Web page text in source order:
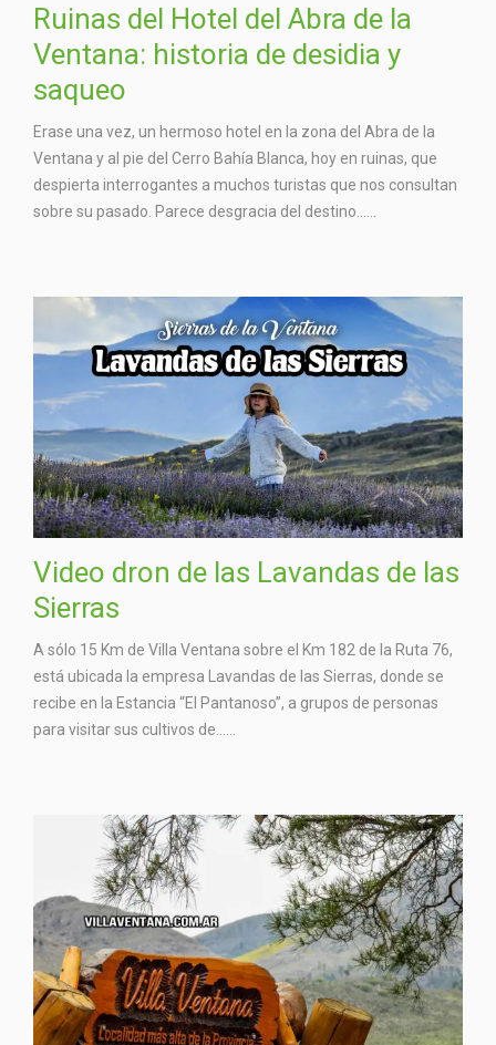
Ruinas del Hotel del Abra de la
Ventana: historia de desidia y
saqueo
Erase una vez, un hermoso hotel en la zona del Abra de la
Ventana y al pie del Cerro Bahía Blanca, hoy en ruinas, que
despierta interrogantes a muchos turistas que nos consultan
sobre su pasado. Parece desgracia del destino…...
Video dron de las Lavandas de las
Sierras
A sólo 15 Km de Villa Ventana sobre el Km 182 de la Ruta 76,
está ubicada la empresa Lavandas de las Sierras, donde se
recibe en la Estancia “El Pantanoso”, a grupos de personas
para visitar sus cultivos de…...